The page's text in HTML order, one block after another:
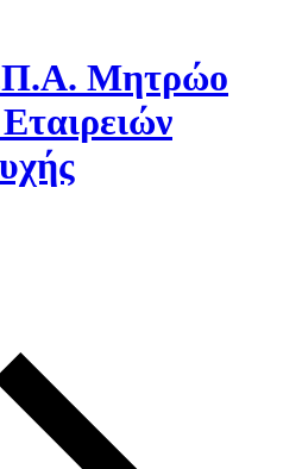
Μητρώο